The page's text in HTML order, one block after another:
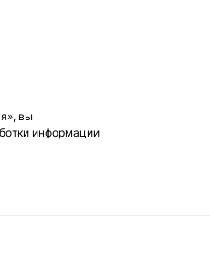
вы
информации